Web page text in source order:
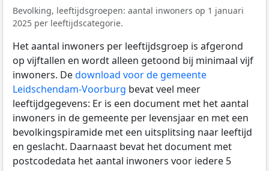
Bevolking, leeftijdsgroepen: aantal inwoners op 1 januari
2025 per leeftijdscategorie.
Het aantal inwoners per leeftijdsgroep is afgerond
op vijftallen en wordt alleen getoond bij minimaal vijf
inwoners. Dedownload voor de gemeente
Leidschendam-Voorburg bevat veel meer
leeftijdgegevens: Er is een document met het aantal
inwoners in de gemeente per levensjaar en met een
bevolkingspiramide met een uitsplitsing naar leeftijd
en geslacht. Daarnaast bevat het document met
postcodedata het aantal inwoners voor iedere 5